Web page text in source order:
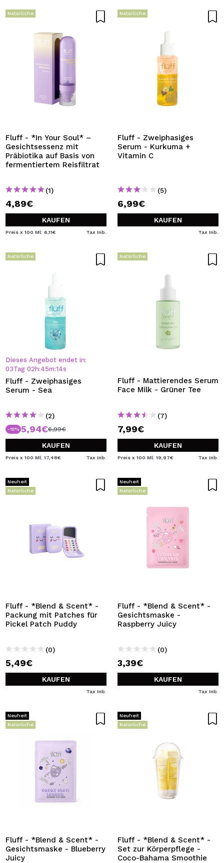
Natürliche
Fluff - *In Your Soul* –
Gesichtsessenz mit
Präbiotika auf Basis von
fermentiertem Reisfiltrat
(1)
4,89€
KAUFEN
Preis x 100 Ml: 6,11€ Tax Inb.
Natürliche
Fluff - Zweiphasiges
Serum - Kurkuma +
Vitamin C
(5)
6,99€
KAUFEN
Tax Inb.
Natürliche
Dieses Angebot endet in:
03Tag 02 h:45m:14s
Fluff - Zweiphasiges
Serum - Sea
(2)
-15% 5,94€6,99€
KAUFEN
Preis x 100 Ml: 17,48€ Tax Inb.
Natürliche
Fluff - Mattierendes Serum
Face Milk - Grüner Tee
(7)
7,99€
KAUFEN
Preis x 100 Ml: 19,97€ Tax Inb.
Neuheit
Natürliche
Fluff - *Blend & Scent* -
Packung mit Patches für
Pickel Patch Puddy
(0)
5,49€
KAUFEN
Tax Inb.
Neuheit
Natürliche
Fluff - *Blend & Scent* -
Gesichtsmaske -
Raspberry Juicy
(0)
3,39€
KAUFEN
Tax Inb.
Neuheit
Natürliche
Fluff - *Blend & Scent* -
Gesichtsmaske - Blueberry
Juicy
Neuheit
Natürliche
Fluff - *Blend & Scent* -
Set zur Körperpflege -
Coco-Bahama Smoothie